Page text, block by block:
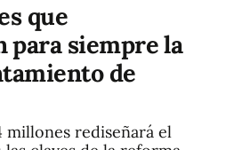
que
siempre la
de
millones rediseñará el